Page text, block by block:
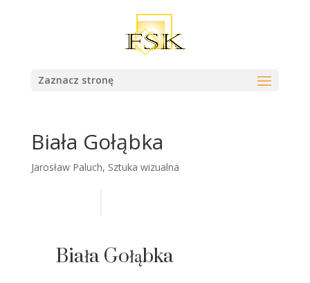
Zaznacz stronę
Biała Gołąbka
Jarosław Paluch, Sztuka wizualna
Biała Gołąbka